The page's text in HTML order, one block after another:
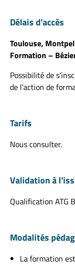
Délais d'accès
Toulouse,
Formation –
Possibilité de
de l’action de
Tarifs
Nous consulter.
Validation à
Qualification ATG
Modalités
La formation